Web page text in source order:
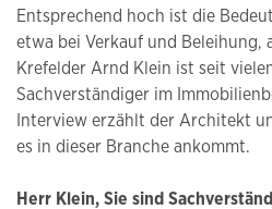
Entsprechend hoch ist die
etwa bei Verkauf und Beleihung,
Krefelder Arnd Klein ist seit
Sachverständiger im
Interview erzählt der Architekt
es in dieser Branche ankommt.
Herr Klein, Sie sind